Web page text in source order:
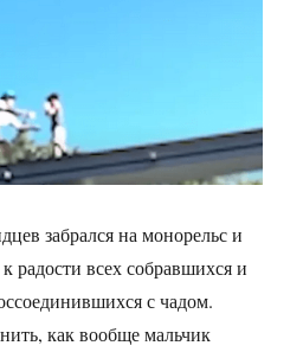
забрался на монорельс и
радости всех собравшихся и
с чадом.
как вообще мальчик